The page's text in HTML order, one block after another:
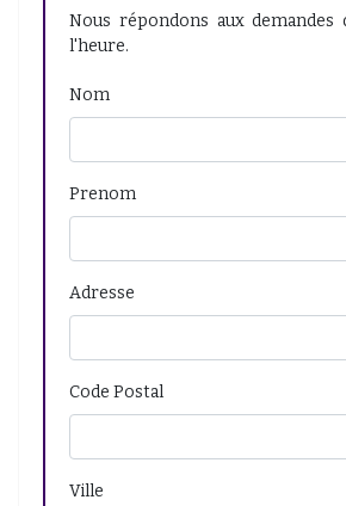
Nous répondons aux demandes
l'heure.
Nom
Prenom
Adresse
Code Postal
Ville